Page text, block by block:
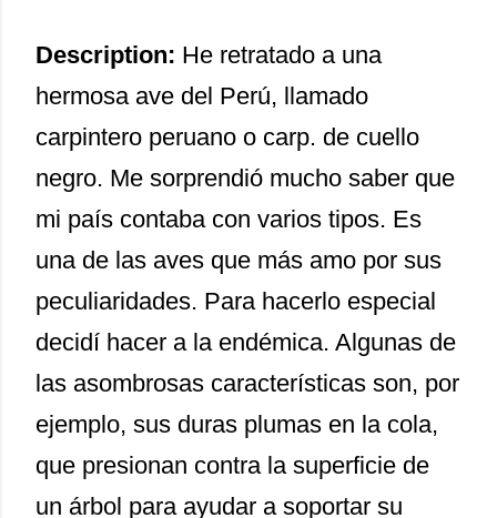
Description: He retratado a una
hermosa ave del Perú, llamado
carpintero peruano o carp. de cuello
negro. Me sorprendió mucho saber que
mi país contaba con varios tipos. Es
una de las aves que más amo por sus
peculiaridades. Para hacerlo especial
decidí hacer a la endémica. Algunas de
las asombrosas características son, por
ejemplo, sus duras plumas en la cola,
que presionan contra la superficie de
un árbol para ayudar a soportar su